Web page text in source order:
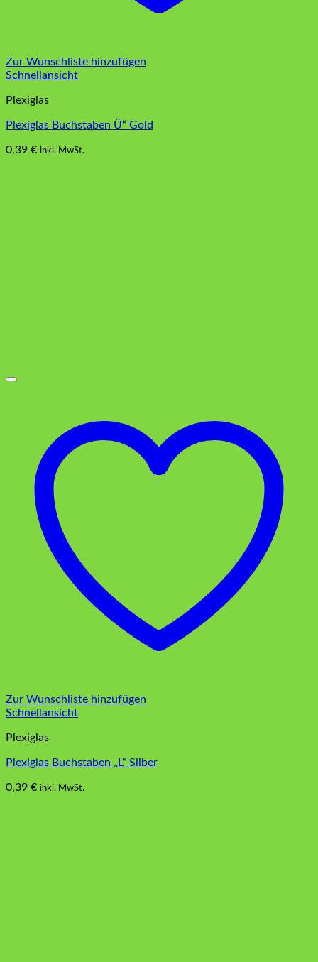
Zur Wunschliste hinzufügen
Schnellansicht
Plexiglas
Plexiglas Buchstaben Ü“ Gold
0,39 € inkl. MwSt.
Zur Wunschliste hinzufügen
Schnellansicht
Plexiglas
Plexiglas Buchstaben „L“ Silber
0,39 € inkl. MwSt.